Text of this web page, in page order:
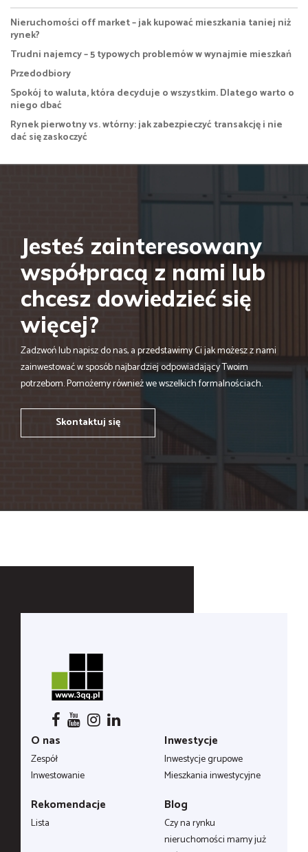
Nieruchomości off market – jak kupować mieszkania taniej niż
rynek?
Trudni najemcy – 5 typowych problemów w wynajmie mieszkań
Przedodbiory
Spokój to waluta, która decyduje o wszystkim. Dlatego warto o
niego dbać
Rynek pierwotny vs. wtórny: jak zabezpieczyć transakcję i nie
dać się zaskoczyć
Jesteś zainteresowany
współpracą z nami lub
chcesz dowiedzieć się
więcej?
Zadzwoń lub napisz do nas, a przedstawimy Ci jak możesz z nami
zainwestować w sposób najbardziej odpowiadający Twoim
potrzebom. Pomożemy również we wszelkich formalnościach.
Skontaktuj się
O nas
Zespół
Inwestowanie
Inwestycje
Inwestycje grupowe
Mieszkania inwestycyjne
Rekomendacje
Lista
Blog
Czy na rynku
nieruchomości mamy już